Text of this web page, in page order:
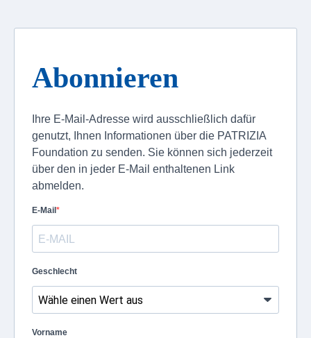
Abonnieren
Ihre E-Mail-Adresse wird ausschließlich dafür
genutzt, Ihnen Informationen über die PATRIZIA
Foundation zu senden. Sie können sich jederzeit
über den in jeder E-Mail enthaltenen Link
abmelden.
E-Mail
Geschlecht
Vorname